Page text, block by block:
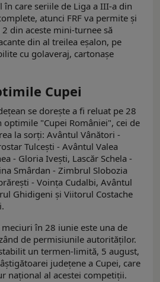
în care seriile de Liga a III-a din
atunci FRF va permite și
din aceste mini-turnee să
din al treilea eșalon, pe
cu golaveraj, cartonașe
Cupei
se doreşte a fi reluat pe 28
"Cupei României", cei de
la sorţi: Avântul Vânători -
Tulceşti - Avântul Valea
- Gloria Iveşti, Lascăr Schela -
Smârdan - Zimbrul Slobozia
- Voinţa Cudalbi, Avântul
Ghidigeni şi Viitorul Costache
în 28 iunie este una de
de permisiunile autorităţilor.
stabilit un termen-limită, 5 august,
judeţene a Cupei, care
naţional al acestei competiţii.